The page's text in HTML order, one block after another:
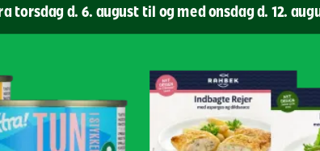
torsdag d. 6. august til og med onsdag d. 12.